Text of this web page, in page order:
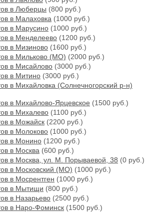
в Люберцы (800 руб.)
в Малаховка (1000 руб.)
в Марусино (1000 руб.)
в Менделеево (1200 руб.)
в Мизиново (1600 руб.)
в Мильково (МО) (2000 руб.)
в Мисайлово (3000 руб.)
в Митино (3000 руб.)
в Михайловка (Солнечногорский р-н)
в Михайлово-Ярцевское (1500 руб.)
в Михалево (1100 руб.)
в Можайск (2200 руб.)
в Молоково (1000 руб.)
в Монино (1200 руб.)
в Москва (600 руб.)
в Москва, ул. М. Порываевой, 38 (0 руб.)
в Московский (МО) (1000 руб.)
в Мосрентген (1000 руб.)
в Мытищи (800 руб.)
в Назарьево (2500 руб.)
в Наро-Фоминск (1500 руб.)